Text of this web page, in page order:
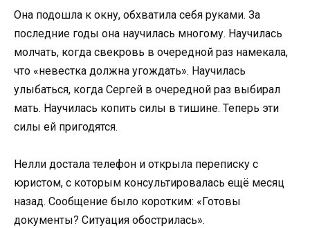
Она подошла к окну, обхватила себя руками. За
последние годы она научилась многому. Научилась
молчать, когда свекровь в очередной раз намекала,
что «невестка должна угождать». Научилась
улыбаться, когда Сергей в очередной раз выбирал
мать. Научилась копить силы в тишине. Теперь эти
силы ей пригодятся.
Нелли достала телефон и открыла переписку с
юристом, с которым консультировалась ещё месяц
назад. Сообщение было коротким: «Готовы
документы? Ситуация обострилась».